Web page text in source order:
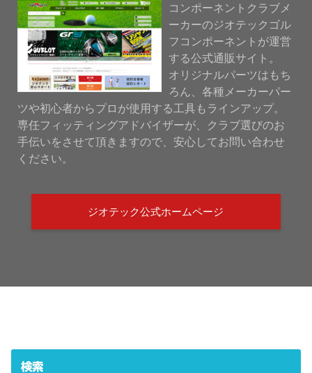
コンポーネントクラブメ
ーカーのジオテックゴル
フコンポーネントが運営
する公式通販サイト。
オリジナルパーツはもち
ろん、各種メーカーパー
ツや初心者からプロが使用する工具もラインアップ。
専任フィッティングアドバイザーが、クラブ選びのお
手伝いをさせて頂きますので、安心してお問い合わせ
ください。
ジオテック公式ホームページ
検索